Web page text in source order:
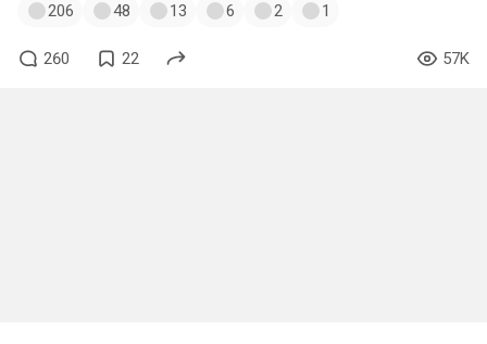
206 48 13 6 2 1
260 22 57K